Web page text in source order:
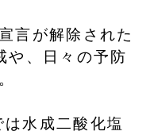
言が解除された
や、日々の予防
水成二酸化塩